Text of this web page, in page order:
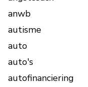
anwb
autisme
auto
auto's
autofinanciering